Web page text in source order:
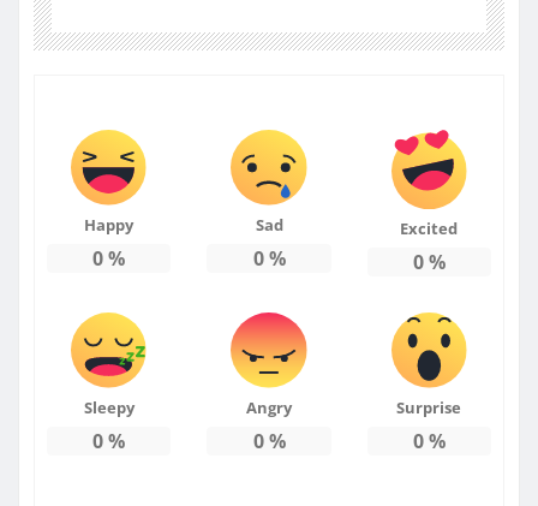
Happy
0%
Sad
0%
Excited
0%
Sleepy
0%
Angry
0%
Surprise
0%